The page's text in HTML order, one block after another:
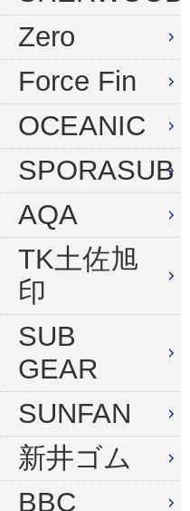
水中デジタルカメラセット
Zero
Force Fin
OCEANIC
SPORASUB
AQA
TK土佐旭
印
SUB
GEAR
SUNFAN
新井ゴム
BBC